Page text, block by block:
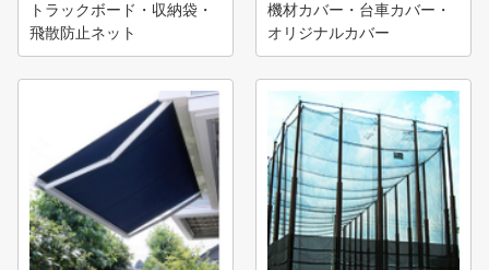
トラックボード・収納袋・
飛散防止ネット
機材カバー・台車カバー・
オリジナルカバー